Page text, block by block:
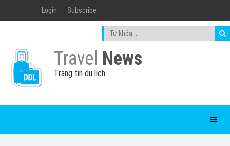
Login Subscribe
Travel News
Trang tin du lịch